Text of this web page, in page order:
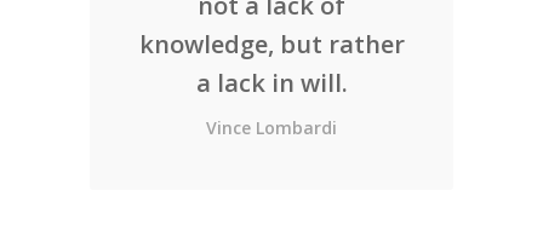
knowledge, but rather
a lack in will.
Vince Lombardi